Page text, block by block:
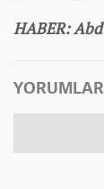
HABER:
YORUMLAR